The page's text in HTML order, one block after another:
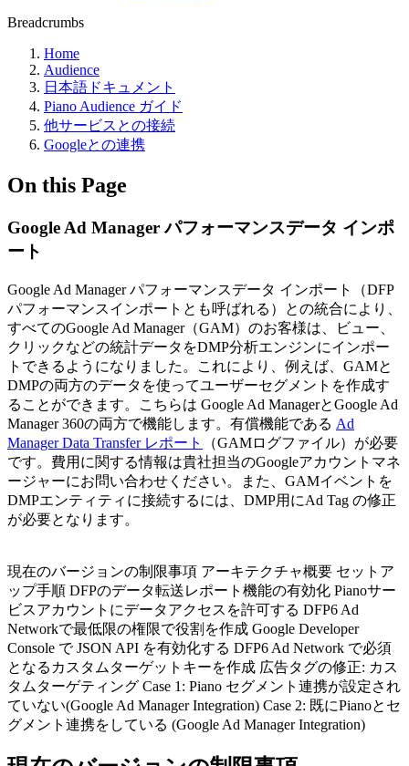
Breadcrumbs
Home
Audience
日本語ドキュメント
Piano Audience ガイド
他サービスとの接続
Googleとの連携
On this Page
Google Ad Manager パフォーマンスデータ インポ
ート
Google Ad Manager パフォーマンスデータ インポート（DFP
パフォーマンスインポートとも呼ばれる）との統合により、
すべてのGoogle Ad Manager（GAM）のお客様は、ビュー、
クリックなどの統計データをDMP分析エンジンにインポー
トできるようになりました。これにより、例えば、GAMと
DMPの両方のデータを使ってユーザーセグメントを作成す
ることができます。こちらは Google Ad ManagerとGoogle Ad
Manager 360の両方で機能します。有償機能である Ad
Manager Data Transfer レポート
（GAMログファイル）が必要
です。費用に関する情報は貴社担当のGoogleアカウントマネ
ージャーにお問い合わせください。また、GAMイベントを
DMPエンティティに接続するには、DMP用にAd Tag の修正
が必要となります。
現在のバージョンの制限事項 アーキテクチャ概要 セットア
ップ手順 DFPのデータ転送レポート機能の有効化 Pianoサー
ビスアカウントにデータアクセスを許可する DFP6 Ad
Networkで最低限の権限で役割を作成 Google Developer
Console で JSON API を有効化する DFP6 Ad Network で必須
となるカスタムターゲットキーを作成 広告タグの修正: カス
タムターゲティング Case 1: Piano セグメント連携が設定され
ていない(Google Ad Manager Integration) Case 2: 既にPianoとセ
グメント連携をしている (Google Ad Manager Integration)